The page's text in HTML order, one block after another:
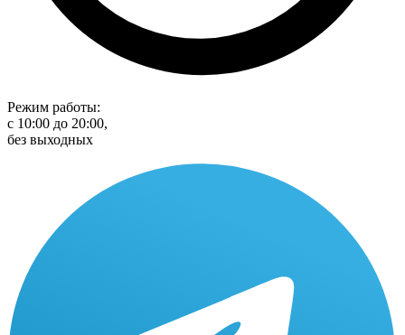
Режим работы:
с 10:00 до 20:00,
без выходных